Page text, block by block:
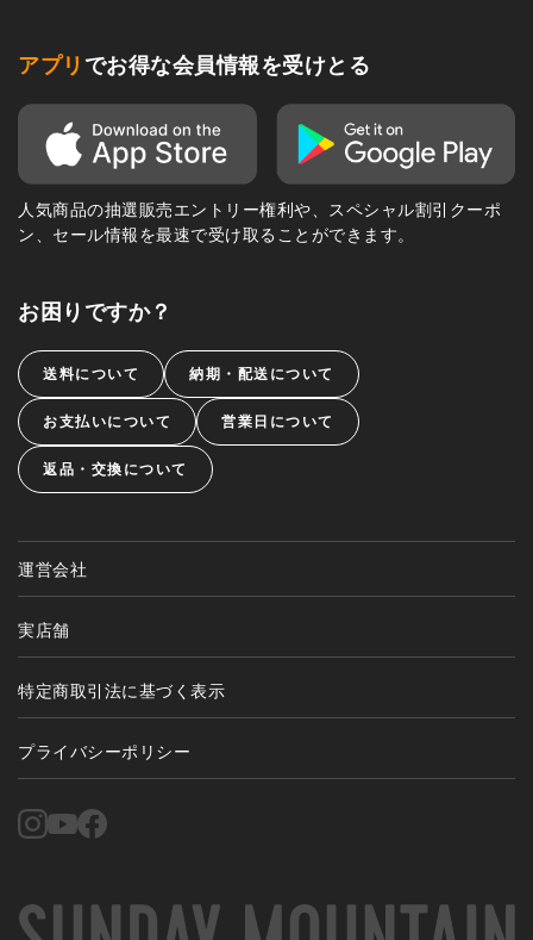
アプリ でお得な会員情報を受けとる
人気商品の抽選販売エントリー権利や、スペシャル割引クーポ
ン、セール情報を最速で受け取ることができます。
お困りですか？
送料について 納期・配送について
お支払いについて 営業日について
返品・交換について
運営会社
実店舗
特定商取引法に基づく表示
プライバシーポリシー